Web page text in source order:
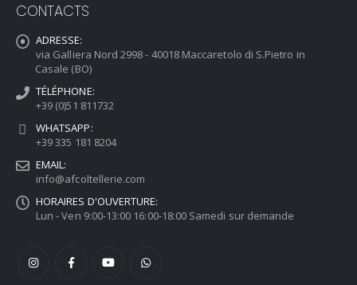
CONTACTS
ADRESSE:
via Galliera Nord 2998 - 40018 Maccaretolo di S.Pietro in
Casale (BO)
TÉLÉPHONE:
+39 (0)51 811732
WHATSAPP:
+39 335 181 8204
EMAIL:
info@afcoltellerie.com
HORAIRES D'OUVERTURE:
Lun - Ven 9:00-13:00 16:00-18:00 Samedi sur demande